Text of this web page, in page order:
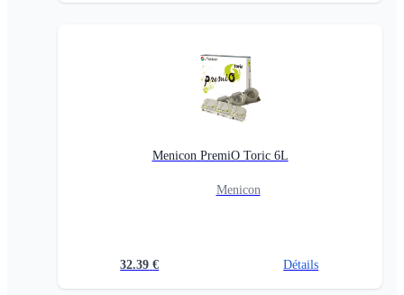
Menicon PremiO Toric 6L
Menicon
32.39 € Détails